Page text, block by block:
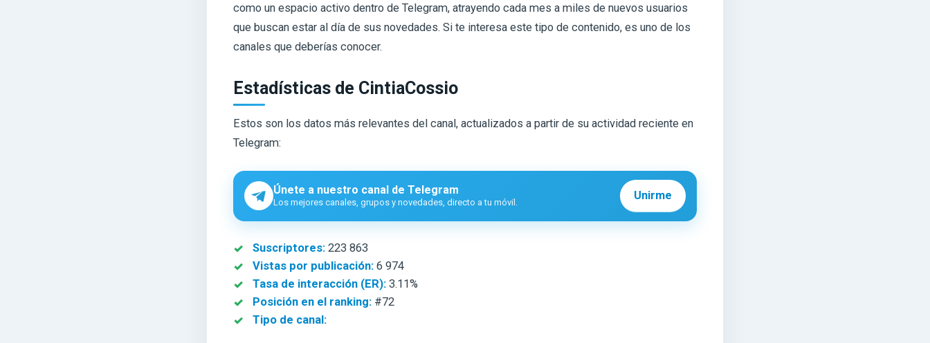
como un espacio activo dentro de Telegram, atrayendo cada mes a miles de nuevos usuarios
que buscan estar al día de sus novedades. Si te interesa este tipo de contenido, es uno de los
canales que deberías conocer.
Estadísticas de CintiaCossio
Estos son los datos más relevantes del canal, actualizados a partir de su actividad reciente en
Telegram:
Únete a nuestro canal de Telegram
Los mejores canales, grupos y novedades, directo a tu móvil.
Unirme
Suscriptores: 223 863
Vistas por publicación: 6 974
Tasa de interacción (ER): 3.11%
Posición en el ranking: #72
Tipo de canal: